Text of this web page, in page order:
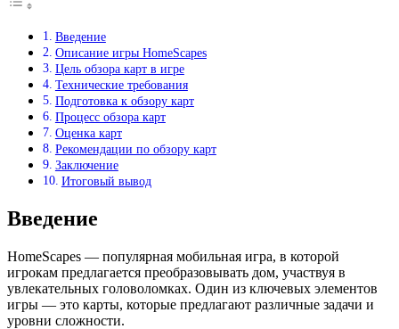
Введение
Описание игры HomeScapes
Цель обзора карт в игре
Технические требования
Подготовка к обзору карт
Процесс обзора карт
Оценка карт
Рекомендации по обзору карт
Заключение
Итоговый вывод
Введение
HomeScapes — популярная мобильная игра, в которой
игрокам предлагается преобразовывать дом, участвуя в
увлекательных головоломках. Один из ключевых элементов
игры — это карты, которые предлагают различные задачи и
уровни сложности.